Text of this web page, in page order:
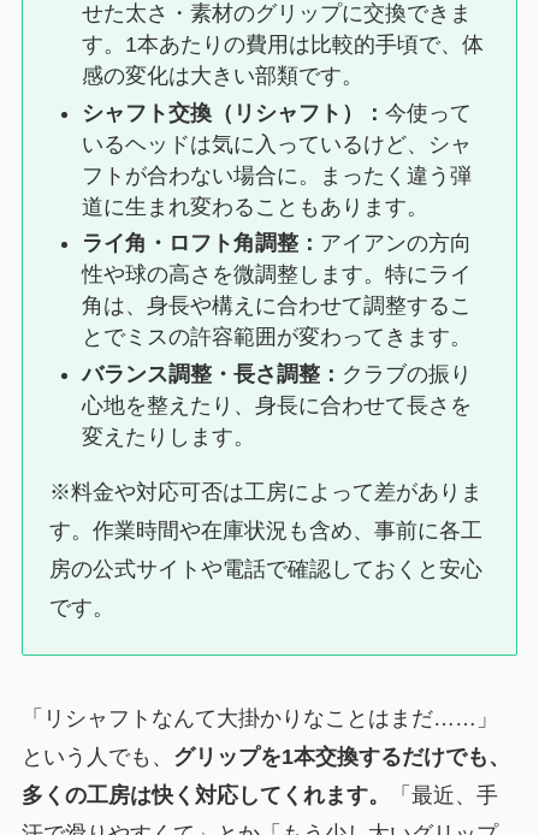
せた太さ・素材のグリップに交換できま
す。1本あたりの費用は比較的手頃で、体
感の変化は大きい部類です。
シャフト交換（リシャフト）：今使って
いるヘッドは気に入っているけど、シャ
フトが合わない場合に。まったく違う弾
道に生まれ変わることもあります。
ライ角・ロフト角調整： アイアンの方向
性や球の高さを微調整します。特にライ
角は、身長や構えに合わせて調整するこ
とでミスの許容範囲が変わってきます。
バランス調整・長さ調整： クラブの振り
心地を整えたり、身長に合わせて長さを
変えたりします。
※料金や対応可否は工房によって差がありま
す。作業時間や在庫状況も含め、事前に各工
房の公式サイトや電話で確認しておくと安心
です。
「リシャフトなんて大掛かりなことはまだ……」
という人でも、 グリップを1本交換するだけでも、
多くの工房は快く対応してくれます。
「最近、手